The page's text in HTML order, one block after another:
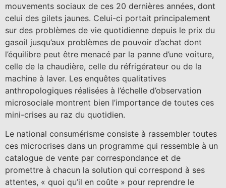
mouvements sociaux de ces 20 dernières années, dont
celui des gilets jaunes. Celui-ci portait principalement
sur des problèmes de vie quotidienne depuis le prix du
gasoil jusqu’aux problèmes de pouvoir d’achat dont
l’équilibre peut être menacé par la panne d’une voiture,
celle de la chaudière, celle du réfrigérateur ou de la
machine à laver. Les enquêtes qualitatives
anthropologiques réalisées à l’échelle d’observation
microsociale montrent bien l’importance de toutes ces
mini-crises au raz du quotidien.
Le national consumérisme consiste à rassembler toutes
ces microcrises dans un programme qui ressemble à un
catalogue de vente par correspondance et de
promettre à chacun la solution qui correspond à ses
attentes, « quoi qu’il en coûte » pour reprendre le